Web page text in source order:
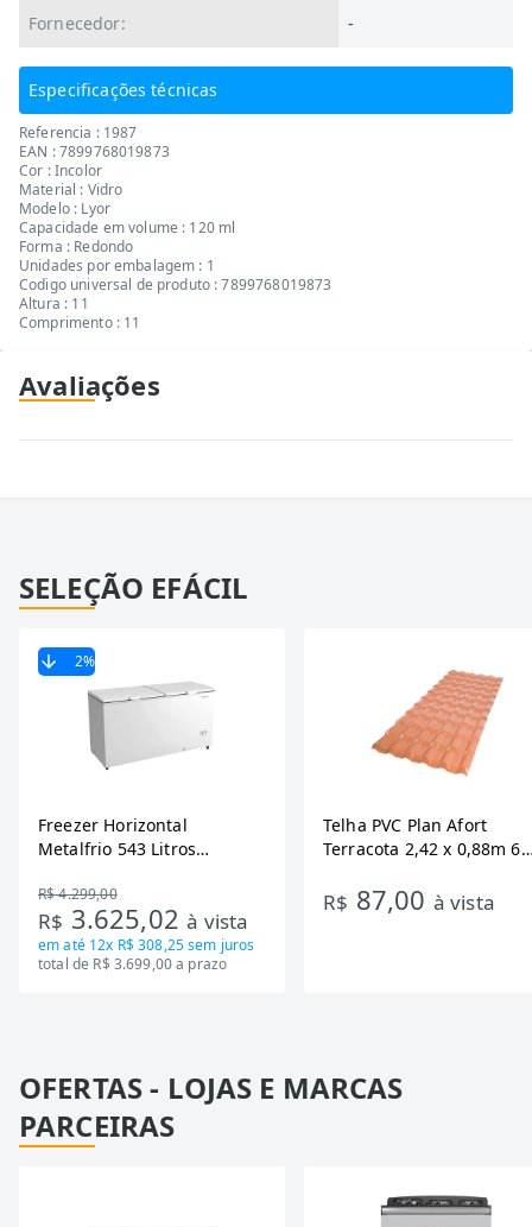
Fornecedor: -
Especificações técnicas
Referencia : 1987
EAN : 7899768019873
Cor : Incolor
Material : Vidro
Modelo : Lyor
Capacidade em volume : 120 ml
Forma : Redondo
Unidades por embalagem : 1
Codigo universal de produto : 7899768019873
Altura : 11
Comprimento : 11
Avaliações
SELEÇÃO EFÁCIL
2%
Freezer Horizontal
Metalfrio 543 Litros
Tecnologia Inverter, Branco,
Bivolt
R$ 4.299,00
R$ 3.625,02à vista
em até 12x R$ 308,25sem juros
total de R$ 3.699,00 a prazo
Telha PVC Plan Afort
Terracota 2,42 x 0,88m 6
R$ 87,00 à vista
OFERTAS - LOJAS E MARCAS
PARCEIRAS